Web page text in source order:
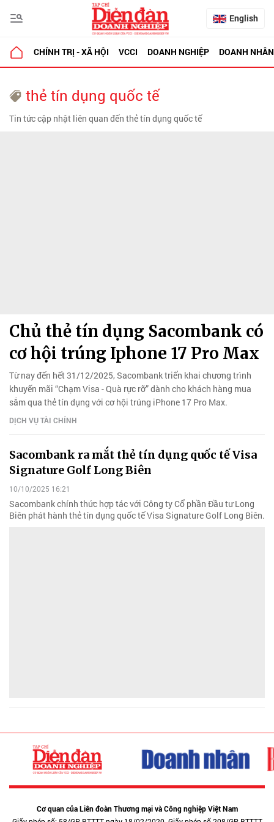
English
CHÍNH TRỊ - XÃ HỘI VCCI DOANH NGHIỆP DOANH NHÂN
thẻ tín dụng quốc tế
Tin tức cập nhật liên quan đến thẻ tín dụng quốc tế
Chủ thẻ tín dụng Sacombank có
cơ hội trúng Iphone 17 Pro Max
Từ nay đến hết 31/12/2025, Sacombank triển khai chương trình
khuyến mãi “Chạm Visa - Quà rực rỡ” dành cho khách hàng mua
sắm qua thẻ tín dụng với cơ hội trúng iPhone 17 Pro Max.
DỊCH VỤ TÀI CHÍNH
Sacombank ra mắt thẻ tín dụng quốc tế Visa
Signature Golf Long Biên
10/10/2025 16:21
Sacombank chính thức hợp tác với Công ty Cổ phần Đầu tư Long
Biên phát hành thẻ tín dụng quốc tế Visa Signature Golf Long Biên.
Cơ quan của Liên đoàn Thương mại và Công nghiệp Việt Nam